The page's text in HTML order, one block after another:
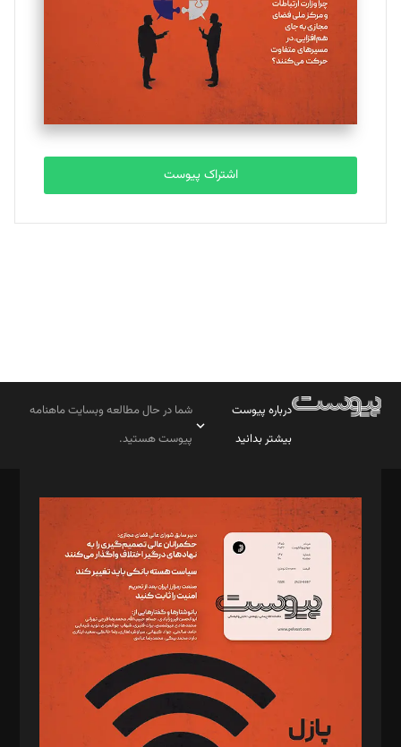
ملینا جعفری
تحریریه
مصطفی مسجدی آرانی
تحریریه
بابک نقاش
تحریریه
اشتراک پیوست
درباره پیوست
بیشتر بدانید
شما در حال مطالعه وبسایت ماهنامه
پیوست هستید.
مدیر مسئول: محمدباقر اثنی‌عشری
سردبیر: مهرک محمودی
دبیر تحریریه: میثم قاسمی
د‌بیر ناداستان: سمانه سمیع
د‌بیر خدمت و تجارت: ابوالفضل رجبی
د‌بیر حقوق فناوری: حسام‌الدین ایپکچی
د‌بیر پیوست جهان: مینا پاکدل
د‌بیر تحریریه آنلاین: بابک نقاش
تحریریه‌: مجتبی محمود‌ی، آرش برهمند، یسنا امان‌پور، سروش کرمیان،
مصطفی مسجدی آرانی، ابوالفضل رجبی، زهرا فکرانه، فائزه فتحی